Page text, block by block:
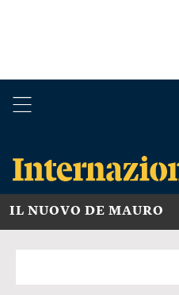
IL NUOVO DE MAURO